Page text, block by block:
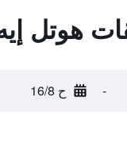
هوتل
- ح 16/8